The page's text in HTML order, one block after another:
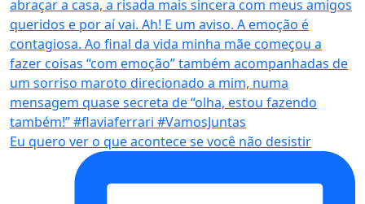
Eu quero ver o que acontece se você não desistir